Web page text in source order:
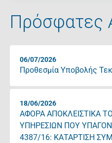
Πρόσφατες
06/07/2026
Προθεσμία Υποβολής
18/06/2026
ΑΦΟΡΑ ΑΠΟΚΛΕΙΣΤΙΚΑ
ΥΠΗΡΕΣΙΩΝ ΠΟΥ
4387/16: ΚΑΤΑΡΤΙΣΗ